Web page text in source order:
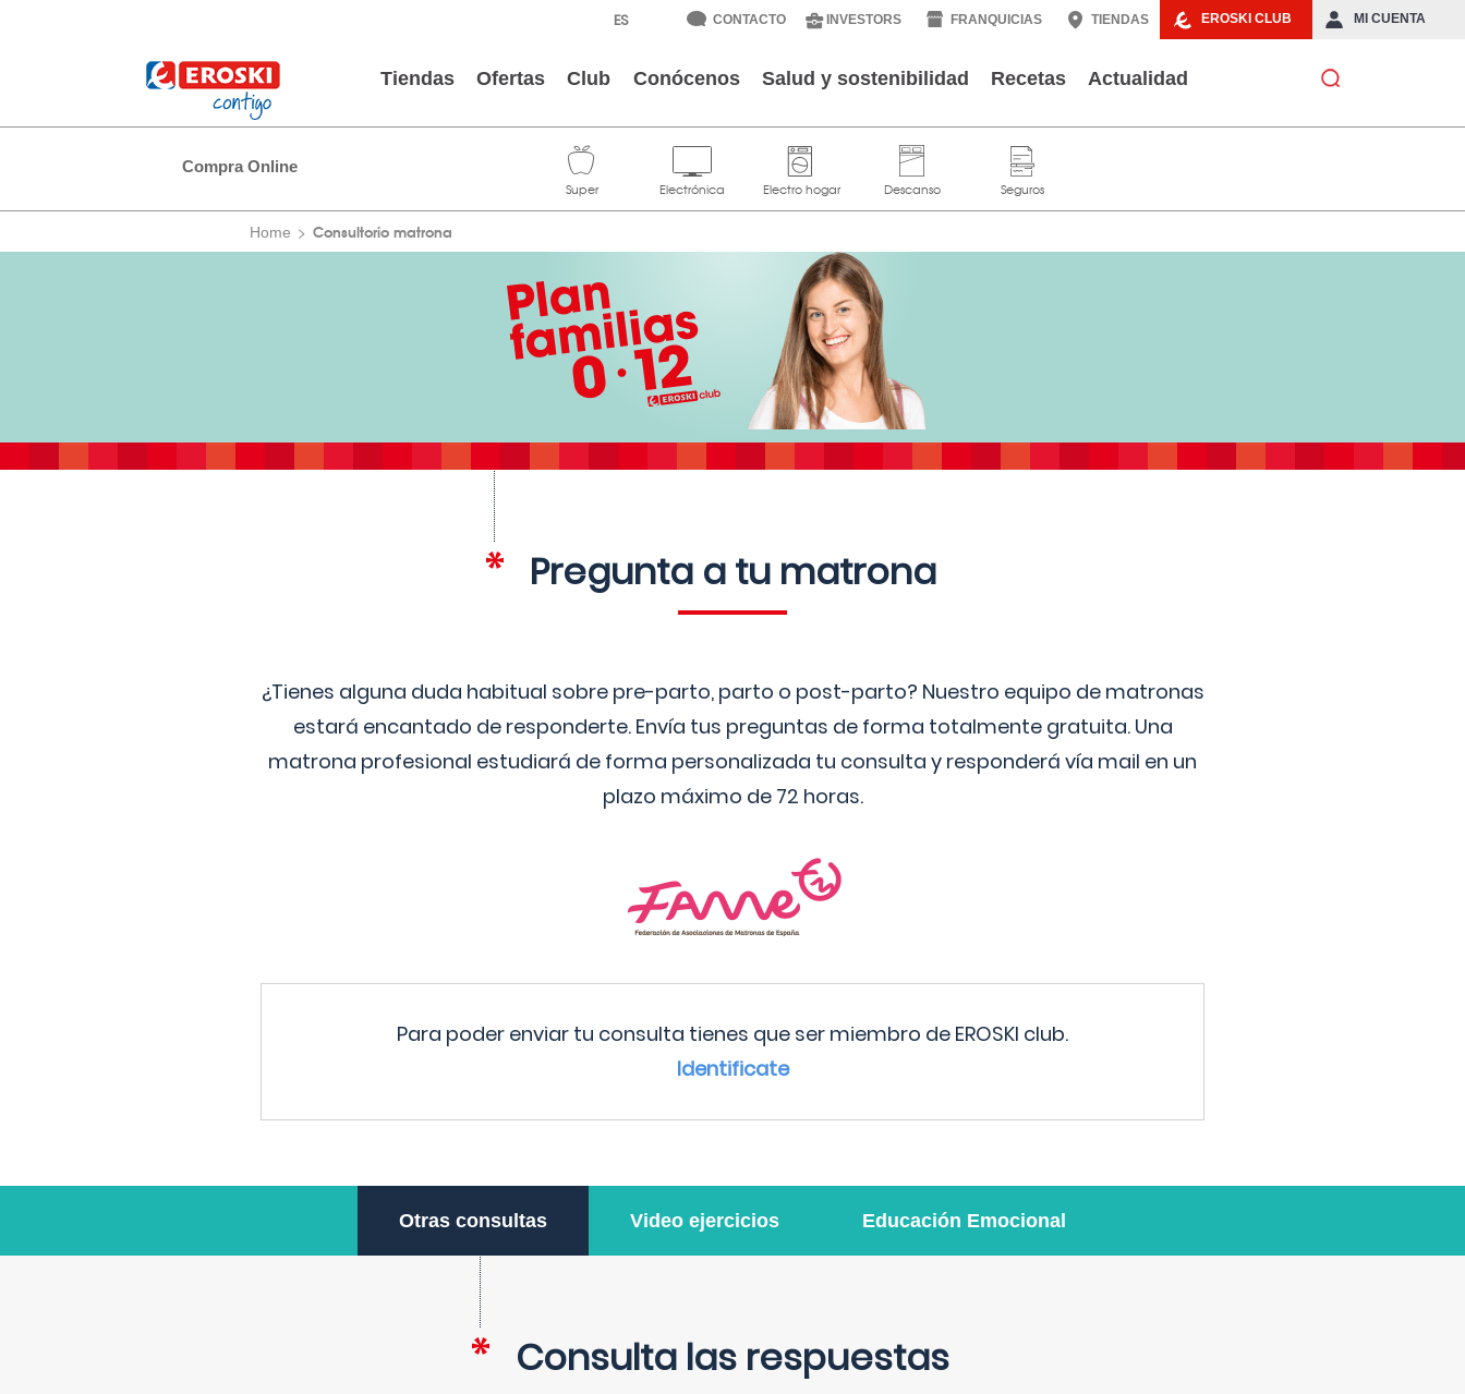
EROSKI CLUB MI CUENTA
CONTACTO INVESTORS FRANQUICIAS TIENDAS
Tiendas Ofertas Club Conócenos Salud y sostenibilidad Recetas Actualidad
Compra Online
Home Consultorio matrona
Pregunta a tu matrona
¿Tienes alguna duda habitual sobre pre-parto, parto o post-parto? Nuestro equipo de matronas
estará encantado de responderte. Envía tus preguntas de forma totalmente gratuita. Una
matrona profesional estudiará de forma personalizada tu consulta y responderá vía mail en un
plazo máximo de 72 horas.
Para poder enviar tu consulta tienes que ser miembro de EROSKI club.
Identificate
Otras consultas Video ejercicios Educación Emocional
Consulta las respuestas